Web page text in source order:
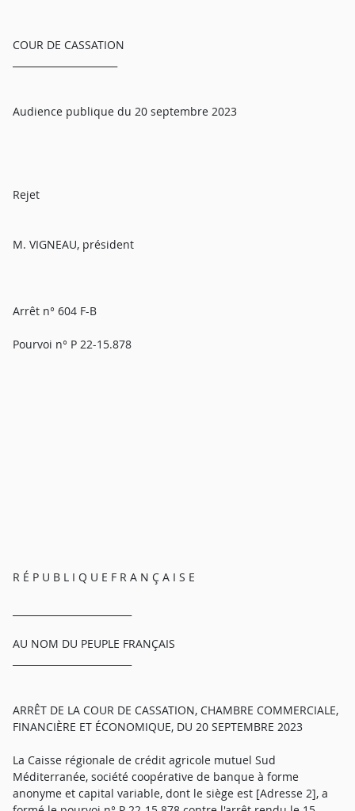
COUR DE CASSATION
Audience publique du 20 septembre 2023
Rejet
M. VIGNEAU, président
Arrêt n° 604 F-B
Pourvoi n° P 22-15.878
R É P U B L I Q U E F R A N Ç A I S E
AU NOM DU PEUPLE FRANÇAIS
ARRÊT DE LA COUR DE CASSATION, CHAMBRE COMMERCIALE,
FINANCIÈRE ET ÉCONOMIQUE, DU 20 SEPTEMBRE 2023
La Caisse régionale de crédit agricole mutuel Sud
Méditerranée, société coopérative de banque à forme
anonyme et capital variable, dont le siège est [Adresse 2], a